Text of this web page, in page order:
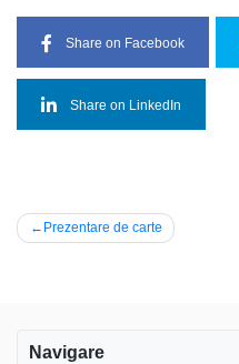
Share on Facebook
Share on LinkedIn
Navigare
Prezentare de carte
Navigare